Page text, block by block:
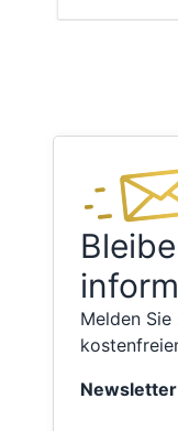
Melden